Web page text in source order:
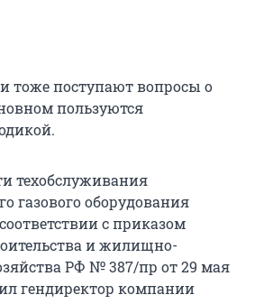
тоже поступают вопросы о
пользуются
техобслуживания
газового оборудования
с приказом
и жилищно-
РФ № 387/пр от 29 мая
гендиректор компании